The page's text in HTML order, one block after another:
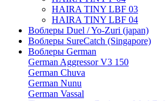
HAIRA TINY LBF 03
HAIRA TINY LBF 04
Воблеры Duel / Yo-Zuri (japan)
Воблеры SureCatch (Singapore)
Воблеры German
German Aggressor V3 150
German Chuva
German Nunu
German Vassal